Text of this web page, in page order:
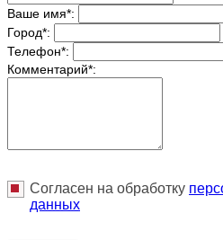
Ваше имя*:
Город*:
Телефон*:
Комментарий*:
Согласен на обработку
данных